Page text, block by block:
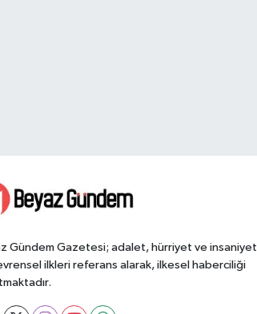
Gündem Gazetesi; adalet, hürriyet ve insaniyet
ilkleri referans alarak, ilkesel haberciliği